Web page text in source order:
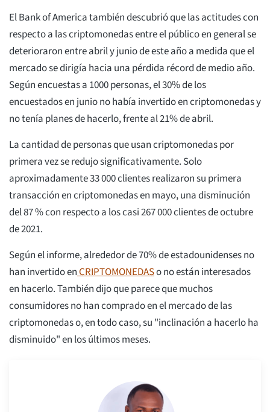
El Bank of America también descubrió que las actitudes con
respecto a las criptomonedas entre el público en general se
deterioraron entre abril y junio de este año a medida que el
mercado se dirigía hacia una pérdida récord de medio año.
Según encuestas a 1000 personas, el 30% de los
encuestados en junio no había invertido en criptomonedas y
no tenía planes de hacerlo, frente al 21% de abril.
La cantidad de personas que usan criptomonedas por
primera vez se redujo significativamente. Solo
aproximadamente 33 000 clientes realizaron su primera
transacción en criptomonedas en mayo, una disminución
del 87 % con respecto a los casi 267 000 clientes de octubre
de 2021.
Según el informe, alrededor de 70% de estadounidenses no
han invertido enCRIPTOMONEDASo no están interesados
en hacerlo. También dijo que parece que muchos
consumidores no han comprado en el mercado de las
criptomonedas o, en todo caso, su "inclinación a hacerlo ha
disminuido" en los últimos meses.